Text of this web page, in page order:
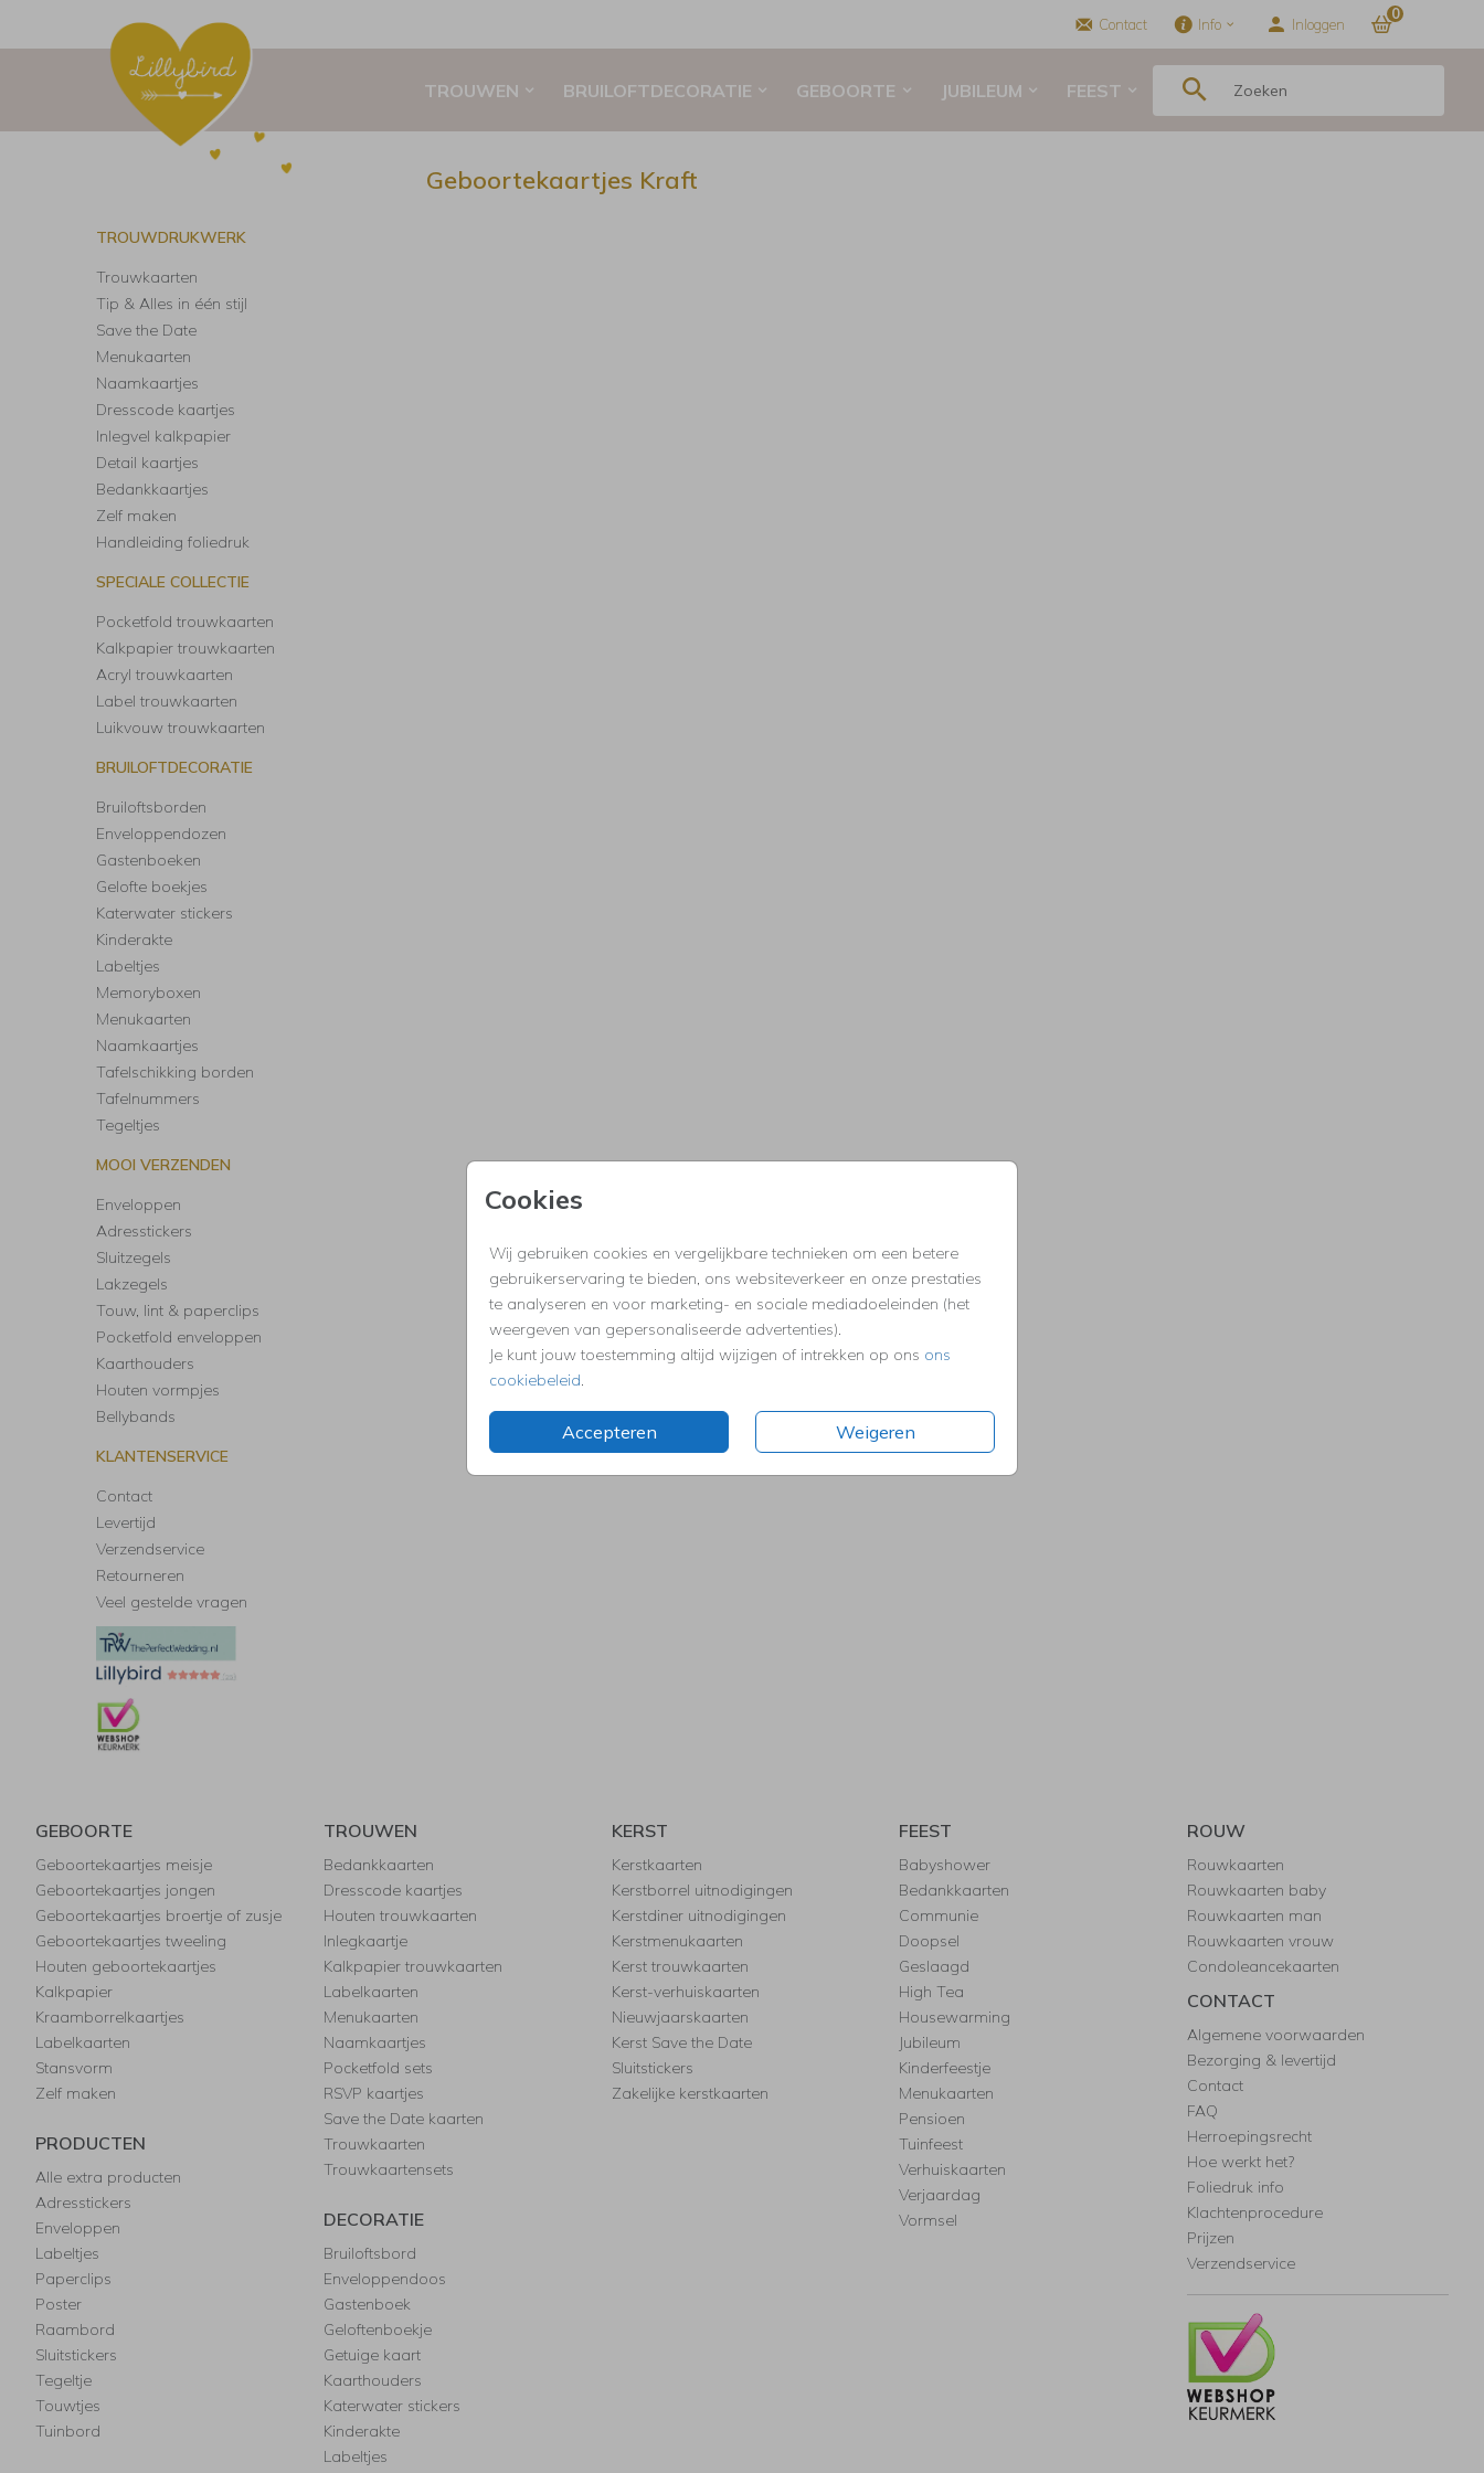
Contact Info Inloggen
0
TROUWEN BRUILOFTDECORATIE GEBOORTE JUBILEUM FEEST
Cookies
Wij gebruiken cookies en vergelijkbare technieken om een betere
gebruikerservaring te bieden, ons websiteverkeer en onze prestaties
te analyseren en voor marketing- en sociale mediadoeleinden (het
weergeven van gepersonaliseerde advertenties).
Je kunt jouw toestemming altijd wijzigen of intrekken op ons ons
cookiebeleid
Accepteren Weigeren
TROUWDRUKWERK
Trouwkaarten
Tip & Alles in één stijl
Save the Date
Menukaarten
Naamkaartjes
Dresscode kaartjes
Inlegvel kalkpapier
Detail kaartjes
Bedankkaartjes
Zelf maken
Handleiding foliedruk
SPECIALE COLLECTIE
Pocketfold trouwkaarten
Kalkpapier trouwkaarten
Acryl trouwkaarten
Label trouwkaarten
Luikvouw trouwkaarten
BRUILOFTDECORATIE
Bruiloftsborden
Enveloppendozen
Gastenboeken
Gelofte boekjes
Katerwater stickers
Kinderakte
Labeltjes
Memoryboxen
Menukaarten
Naamkaartjes
Tafelschikking borden
Tafelnummers
Tegeltjes
MOOI VERZENDEN
Enveloppen
Adresstickers
Sluitzegels
Lakzegels
Touw, lint & paperclips
Pocketfold enveloppen
Kaarthouders
Houten vormpjes
Bellybands
KLANTENSERVICE
Contact
Levertijd
Verzendservice
Retourneren
Veel gestelde vragen
Geboortekaartjes Kraft
GEBOORTE
Geboortekaartjes meisje
Geboortekaartjes jongen
Geboortekaartjes broertje of zusje
Geboortekaartjes tweeling
Houten geboortekaartjes
Kalkpapier
Kraamborrelkaartjes
Labelkaarten
Stansvorm
Zelf maken
PRODUCTEN
Alle extra producten
Adresstickers
Enveloppen
Labeltjes
Paperclips
Poster
Raambord
Sluitstickers
Tegeltje
Touwtjes
Tuinbord
TROUWEN
Bedankkaarten
Dresscode kaartjes
Houten trouwkaarten
Inlegkaartje
Kalkpapier trouwkaarten
Labelkaarten
Menukaarten
Naamkaartjes
Pocketfold sets
RSVP kaartjes
Save the Date kaarten
Trouwkaarten
Trouwkaartensets
DECORATIE
Bruiloftsbord
Enveloppendoos
Gastenboek
Geloftenboekje
Getuige kaart
Kaarthouders
Katerwater stickers
Kinderakte
Labeltjes
KERST
Kerstkaarten
Kerstborrel uitnodigingen
Kerstdiner uitnodigingen
Kerstmenukaarten
Kerst trouwkaarten
Kerst-verhuiskaarten
Nieuwjaarskaarten
Kerst Save the Date
Sluitstickers
Zakelijke kerstkaarten
FEEST
Babyshower
Bedankkaarten
Communie
Doopsel
Geslaagd
High Tea
Housewarming
Jubileum
Kinderfeestje
Menukaarten
Pensioen
Tuinfeest
Verhuiskaarten
Verjaardag
Vormsel
ROUW
Rouwkaarten
Rouwkaarten baby
Rouwkaarten man
Rouwkaarten vrouw
Condoleancekaarten
CONTACT
Algemene voorwaarden
Bezorging & levertijd
Contact
FAQ
Herroepingsrecht
Hoe werkt het?
Foliedruk info
Klachtenprocedure
Prijzen
Verzendservice